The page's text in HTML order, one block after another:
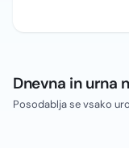
Dnevna in urna
Posodablja se vsako uro